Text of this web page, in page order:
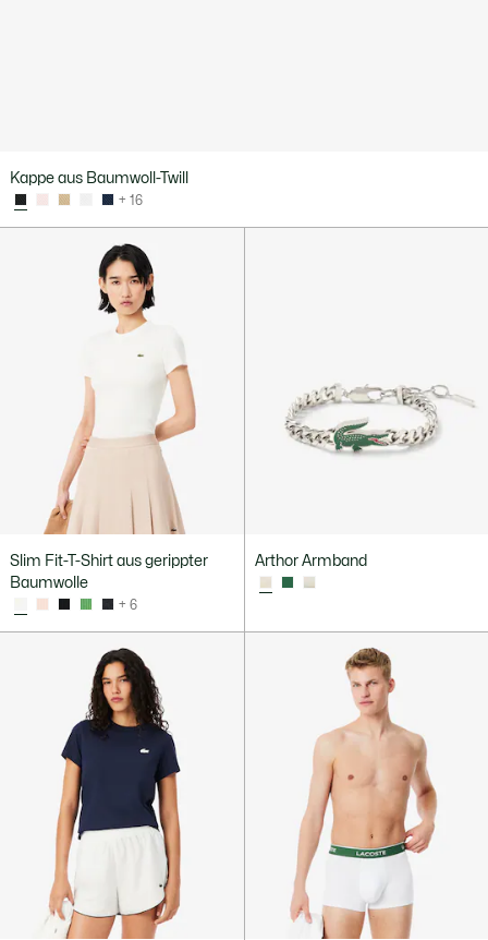
Kappe aus Baumwoll-Twill
+ 16
Slim Fit-T-Shirt aus gerippter
Baumwolle
+ 6
Arthor Armband